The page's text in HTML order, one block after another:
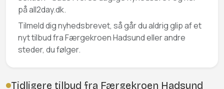
på all2day.dk.
Tilmeld dig nyhedsbrevet, så går du aldrig glip af et
nyt tilbud fra Færgekroen Hadsund eller andre
steder, du følger.
Tidligere tilbud fra Færgekroen Hadsund